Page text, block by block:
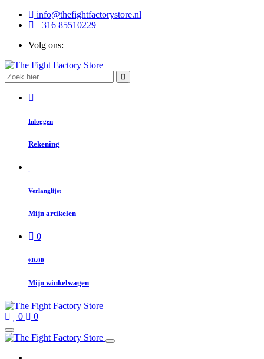
info@thefightfactorystore.nl
+316 85510229
Volg ons:
Inloggen
Rekening
Verlanglijst
Mijn artikelen
0
€0.00
Mijn winkelwagen
0 0